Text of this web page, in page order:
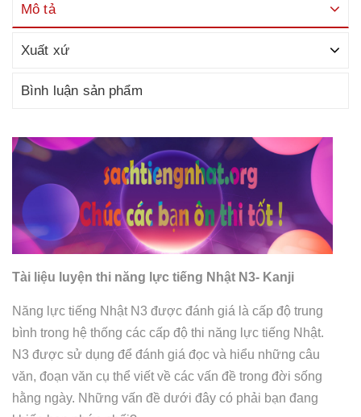
Mô tả
Xuất xứ
Bình luận sản phẩm
Tài liệu luyện thi năng lực tiếng Nhật N3- Kanji
Năng lực tiếng Nhật N3 được đánh giá là cấp độ trung
bình trong hệ thống các cấp độ thi năng lực tiếng Nhật.
N3 được sử dụng để đánh giá đọc và hiểu những câu
văn, đoạn văn cụ thể viết về các vấn đề trong đời sống
hằng ngày. Những vấn đề dưới đây có phải bạn đang